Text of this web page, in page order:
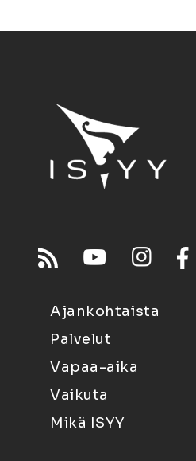
Ajankohtaista
Palvelut
Vapaa-aika
Vaikuta
Mikä ISYY